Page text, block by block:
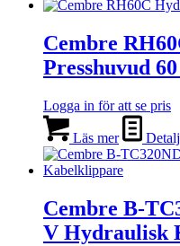
Cembre
Presshuvud
Logga in för att se pris
Läs mer
Cembre B-
V Hydraulisk